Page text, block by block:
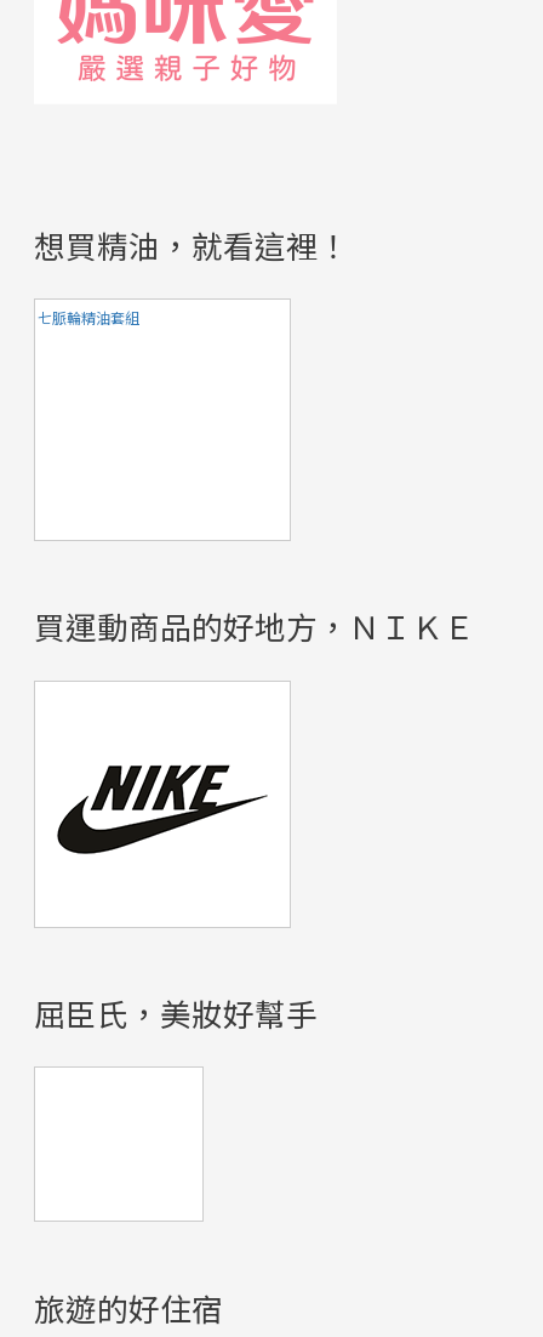
想買精油，就看這裡！
七脈輪精油套組
買運動商品的好地方，ＮＩＫＥ
屈臣氏，美妝好幫手
旅遊的好住宿